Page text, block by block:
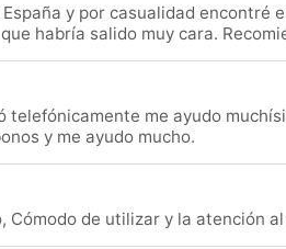
y por casualidad encontré
habría salido muy cara.
telefónicamente me ayudo
y me ayudo mucho.
Cómodo de utilizar y la atención